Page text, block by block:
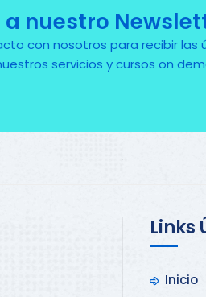
a nuestro
con nosotros para recibir las
servicios y cursos on
Links
Inicio